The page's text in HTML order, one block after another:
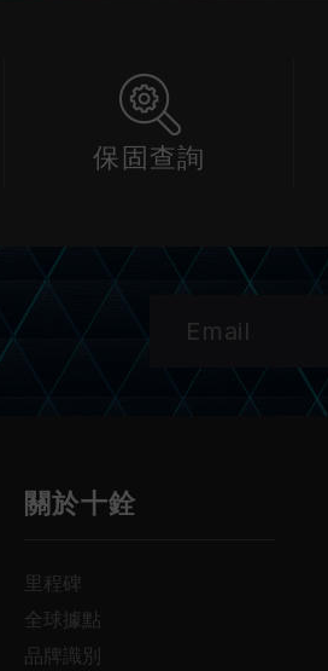
保固查詢
關於十銓
里程碑
全球據點
品牌識別